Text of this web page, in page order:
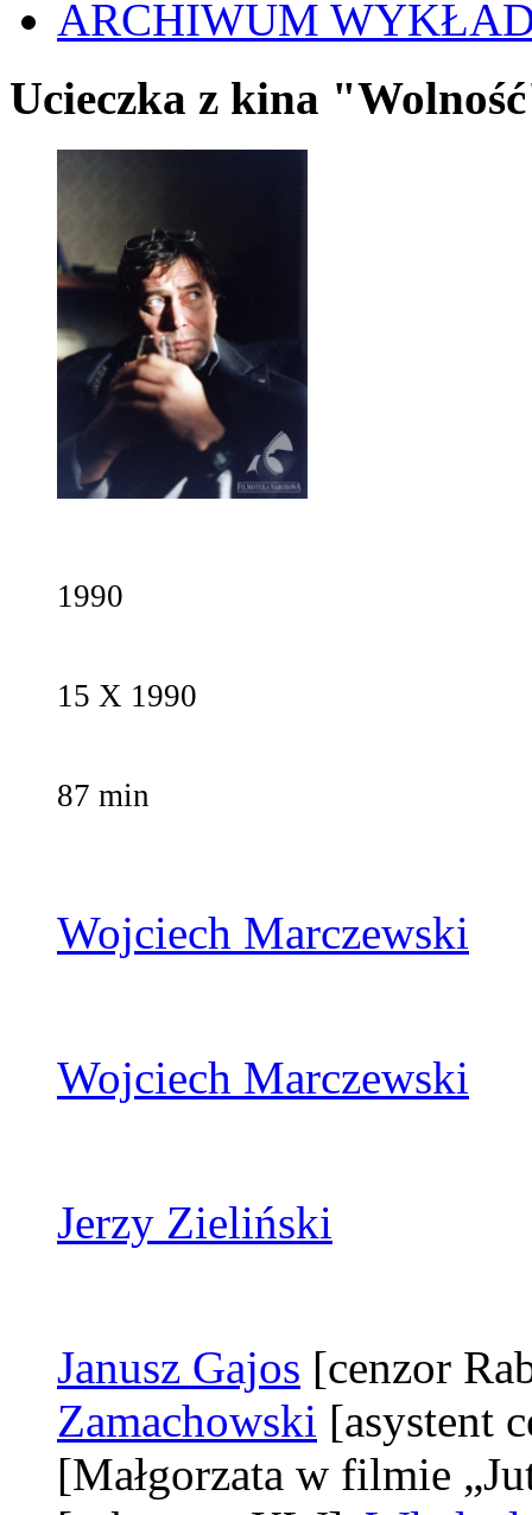
ARCHIWUM
Ucieczka z kina
1990
15 X 1990
87 min
Wojciech Marczewski
Wojciech Marczewski
Jerzy Zieliński
Janusz Gajos [cenzor
Zamachowski [asystent
[Małgorzata w filmie